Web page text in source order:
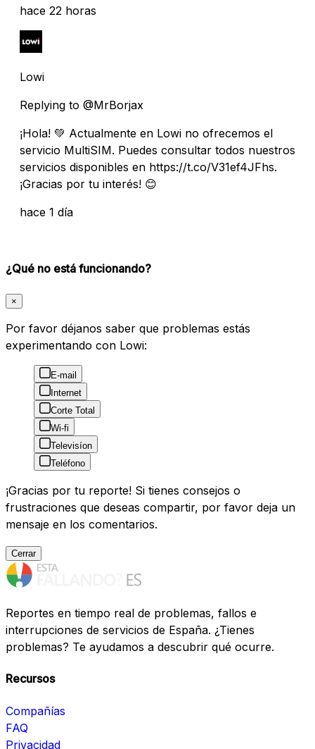
hace 22 horas
Lowi
Replying to @MrBorjax
¡Hola! 💚 Actualmente en Lowi no ofrecemos el
servicio MultiSIM. Puedes consultar todos nuestros
servicios disponibles en https://t.co/V31ef4JFhs.
¡Gracias por tu interés! 😊
hace 1 día
¿Qué no está funcionando?
×
Por favor déjanos saber que problemas estás
experimentando con Lowi:
E-mail
Internet
Corte Total
Wi-fi
Televisíon
Teléfono
¡Gracias por tu reporte! Si tienes consejos o
frustraciones que deseas compartir, por favor deja un
mensaje en los comentarios.
Cerrar
Reportes en tiempo real de problemas, fallos e
interrupciones de servicios de España. ¿Tienes
problemas? Te ayudamos a descubrir qué ocurre.
Recursos
Compañías
FAQ
Privacidad